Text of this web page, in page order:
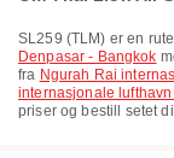
SL259 (TLM) er en
Denpasar - Bangkok
fra Ngurah Rai
internasjonale lufthavn
priser og bestill setet